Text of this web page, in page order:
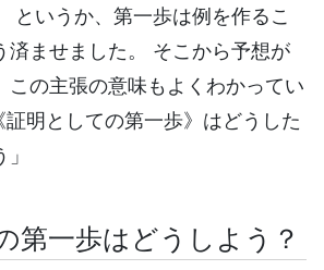
というか、第一歩は例を作るこ
済ませました。 そこから予想が
この主張の意味もよくわかってい
明としての第一歩》はどうした
第一歩はどうしよう？